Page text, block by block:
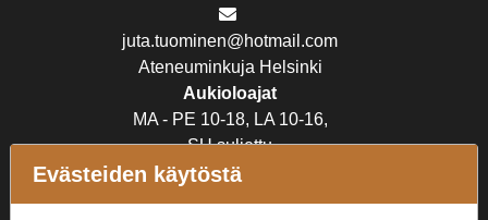
juta.tuominen@hotmail.com
Ateneuminkuja Helsinki
Aukioloajat
MA - PE 10-18, LA 10-16,
SU suljettu
Verkkokauppa
Evästeiden käytöstä